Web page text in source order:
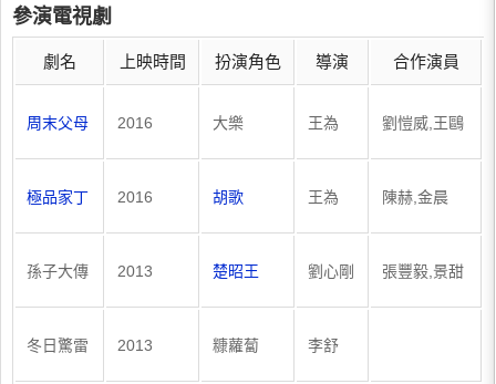
參演電視劇
劇名 上映時間 扮演角色 導演 合作演員
周末父母 2016 大樂 王為 劉愷威,王鷗
極品家丁 2016 胡歌 王為 陳赫,金晨
孫子大傳 2013 楚昭王 劉心剛 張豐毅,景甜
冬日驚雷 2013 糠蘿蔔 李舒